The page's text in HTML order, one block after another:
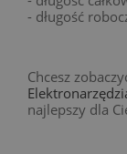
- długość
Chcesz
najlepszy dla